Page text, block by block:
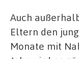
Auch
Eltern den
Monate mit